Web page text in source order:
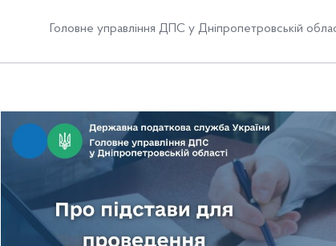
Головне управління ДПС у Дніпропетровській